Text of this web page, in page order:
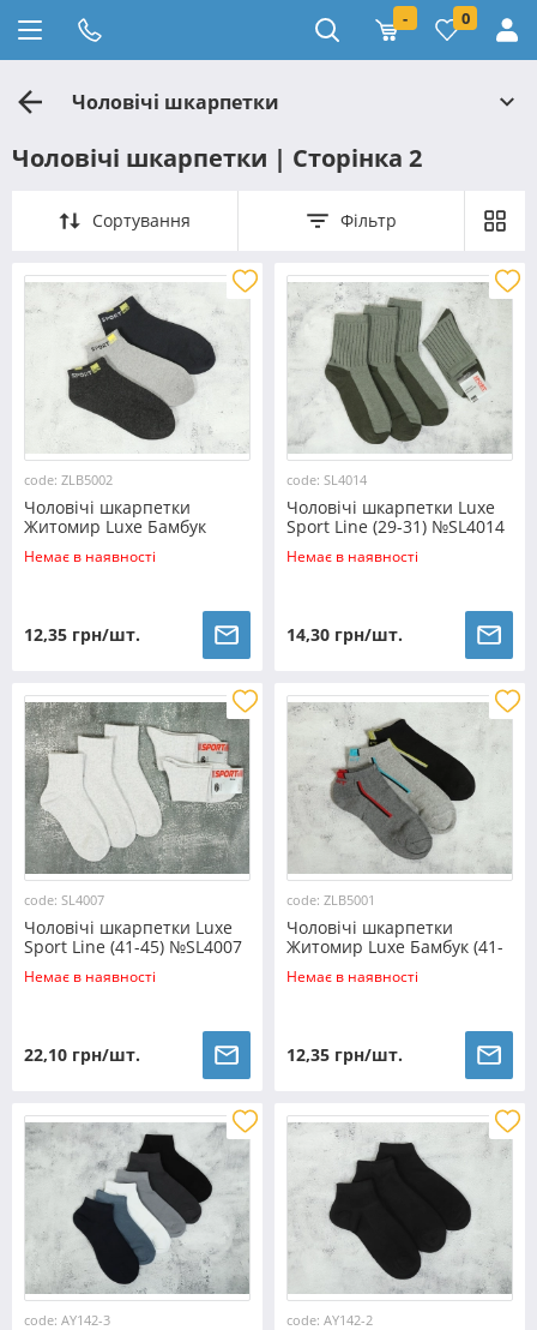
- 0
Чоловічі шкарпетки
Чоловічі шкарпетки | Сторінка 2
Сортування Фільтр
code: ZLB5002
Чоловічі шкарпетки
Житомир Luxe Бамбук
короткі (41-47) №ZLB5002
Немає в наявності
12,35 грн/шт.
code: SL4014
Чоловічі шкарпетки Luxe
Sport Line (29-31) №SL4014
Немає в наявності
14,30 грн/шт.
code: SL4007
Чоловічі шкарпетки Luxe
Sport Line (41-45) №SL4007
Немає в наявності
22,10 грн/шт.
code: ZLB5001
Чоловічі шкарпетки
Житомир Luxe Бамбук (41-
47) №ZLB5001
Немає в наявності
12,35 грн/шт.
code: AY142-3 code: AY142-2